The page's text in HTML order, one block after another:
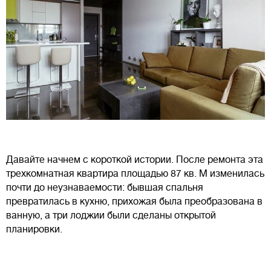
Давайте начнем с короткой истории. После ремонта эта
трехкомнатная квартира площадью 87 кв. М изменилась
почти до неузнаваемости: бывшая спальня
превратилась в кухню, прихожая была преобразована в
ванную, а три лоджии были сделаны открытой
планировки.